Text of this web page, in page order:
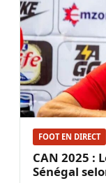
FOOT EN DIRECT
CAN 2025 :
Sénégal